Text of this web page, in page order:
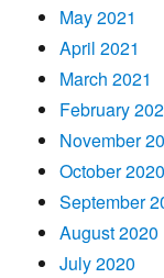
May 2021
April 2021
March 2021
February
November
October 2020
September
August 2020
July 2020